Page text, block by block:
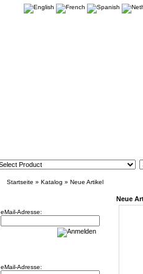
Startseite » Katalog » Neue Artikel
eMail-Adresse:
eMail-Adresse:
Neue